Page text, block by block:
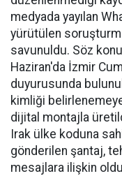
medyada yayılan
yürütülen
savunuldu. Söz
Haziran'da İzmir
duyurusunda
kimliği
dijital montajla
Irak ülke koduna
gönderilen şantaj,
mesajlara ilişkin